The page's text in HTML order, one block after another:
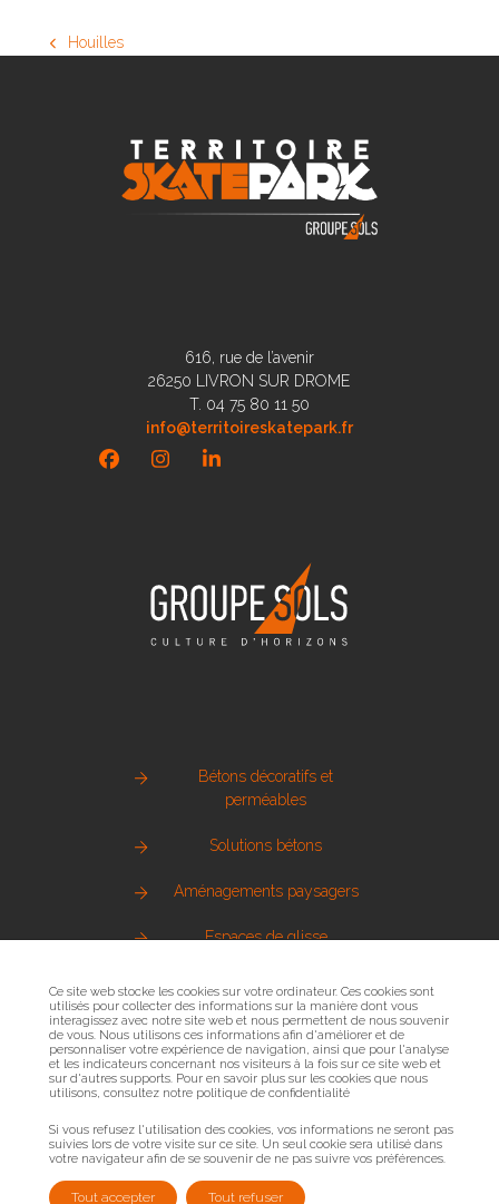
previous
Houilles
616, rue de l’avenir
26250 LIVRON SUR DROME
T. 04 75 80 11 50
info@territoireskatepark.fr
FacebookInstagramLinkedIn
Bétons décoratifs et
perméables
Solutions bétons
Aménagements paysagers
Espaces de glisse
Métallerie urbaine
Sols sportifs
Ce site web stocke les cookies sur votre ordinateur. Ces cookies sont
utilisés pour collecter des informations sur la manière dont vous
interagissez avec notre site web et nous permettent de nous souvenir
de vous. Nous utilisons ces informations afin d'améliorer et de
personnaliser votre expérience de navigation, ainsi que pour l'analyse
et les indicateurs concernant nos visiteurs à la fois sur ce site web et
sur d'autres supports. Pour en savoir plus sur les cookies que nous
utilisons, consultez notre politique de confidentialité
Si vous refusez l'utilisation des cookies, vos informations ne seront pas
suivies lors de votre visite sur ce site. Un seul cookie sera utilisé dans
votre navigateur afin de se souvenir de ne pas suivre vos préférences.
Tout accepter Tout refuser